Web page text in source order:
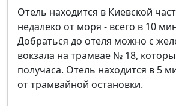
Отель находится в Киевской
недалеко от моря - всего в 10
Добраться до отеля можно с
вокзала на трамвае № 18,
получаса. Отель находится в 5
от трамвайной остановки.